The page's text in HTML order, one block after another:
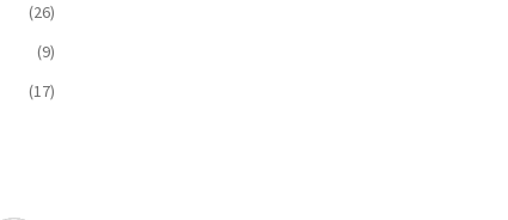
(26)
(9)
(17)